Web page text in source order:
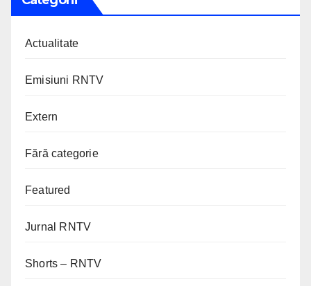
Actualitate
Emisiuni RNTV
Extern
Fără categorie
Featured
Jurnal RNTV
Shorts – RNTV